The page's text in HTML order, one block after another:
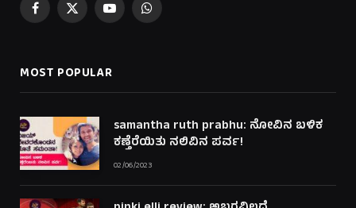
Facebook
X
YouTubeWhatsApp
MOST POPULAR
samantha ruth prabhu: ನೋವಿನ ಬಳಿಕ
ಕಣ್ತೆರೆಯಿತು ನಲಿವಿನ ಪರ್ವ!
02/06/2023